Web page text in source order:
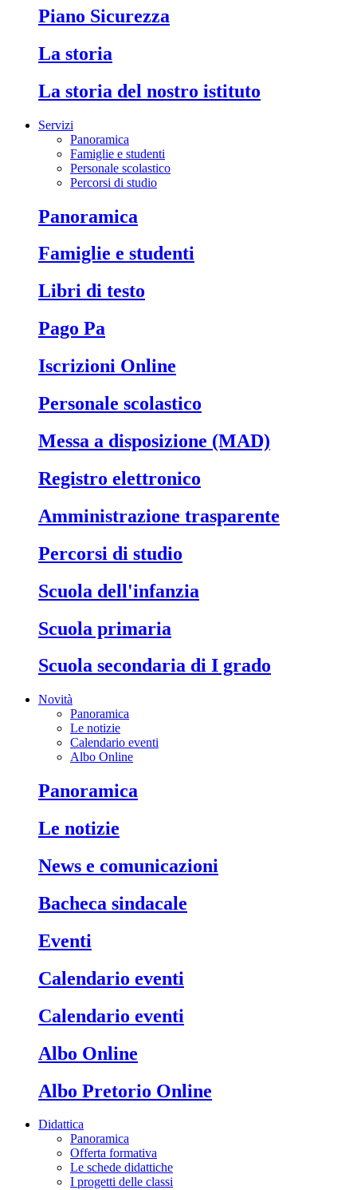
Piano Sicurezza
La storia
La storia del nostro istituto
Servizi
Panoramica
Famiglie e studenti
Personale scolastico
Percorsi di studio
Panoramica
Famiglie e studenti
Libri di testo
Pago Pa
Iscrizioni Online
Personale scolastico
Messa a disposizione (MAD)
Registro elettronico
Amministrazione trasparente
Percorsi di studio
Scuola dell'infanzia
Scuola primaria
Scuola secondaria di I grado
Novità
Panoramica
Le notizie
Calendario eventi
Albo Online
Panoramica
Le notizie
News e comunicazioni
Bacheca sindacale
Eventi
Calendario eventi
Calendario eventi
Albo Online
Albo Pretorio Online
Didattica
Panoramica
Offerta formativa
Le schede didattiche
I progetti delle classi